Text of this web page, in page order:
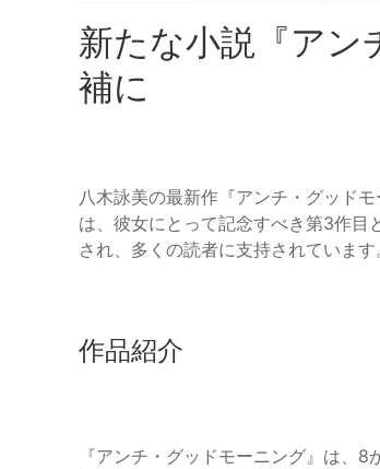
新たな小説『アン
補に
八木詠美の最新作『アンチ・グッド
は、彼女にとって記念すべき第3作目
され、多くの読者に支持されています
作品紹介
『アンチ・グッドモーニング』は、